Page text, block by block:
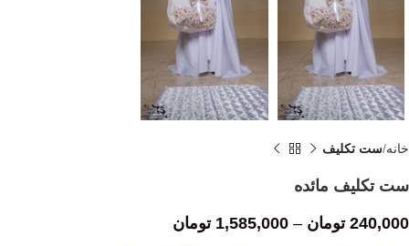
خانه ست تکلیف
ست تکلیف مائده
240,000 تومان –
1,585,000 تومان